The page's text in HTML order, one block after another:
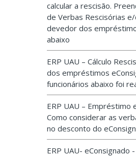
calcular a rescisão.
de Verbas Rescisórias e/
devedor dos
abaixo
ERP UAU – Cálculo
dos empréstimos
funcionários abaixo foi
ERP UAU – Empréstimo
Como considerar as
no desconto do
ERP UAU- eConsignado